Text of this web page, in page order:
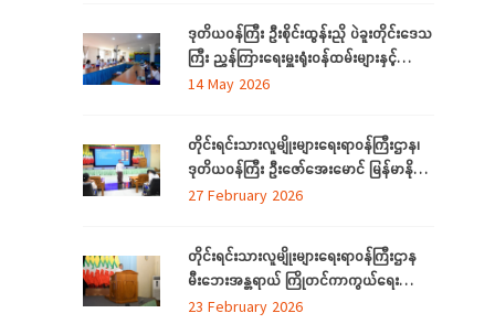
ဒုတိယဝန်ကြီး ဦးစိုင်းထွန်းညို ပဲခူးတိုင်းဒေသ
ကြီး ညွှန်ကြားရေးမှူးရုံးဝန်ထမ်းများနှင့်
တွေ့ဆုံ
14 May 2026
တိုင်းရင်းသားလူမျိုးများရေးရာဝန်ကြီးဌာန၊
ဒုတိယဝန်ကြီး ဦးဇော်အေးမောင် မြန်မာနိုင်ငံ
တော်အလံအကြောင်း သိကောင်းစရာ
27 February 2026
တိုင်းရင်းသားလူမျိုးများရေးရာဝန်ကြီးဌာန
မီးဘေးအန္တရာယ် ကြိုတင်ကာကွယ်ရေး
ဆိုင်ရာ အသိပညာပေးဟောပြောခြင်းနှင့်
23 February 2026